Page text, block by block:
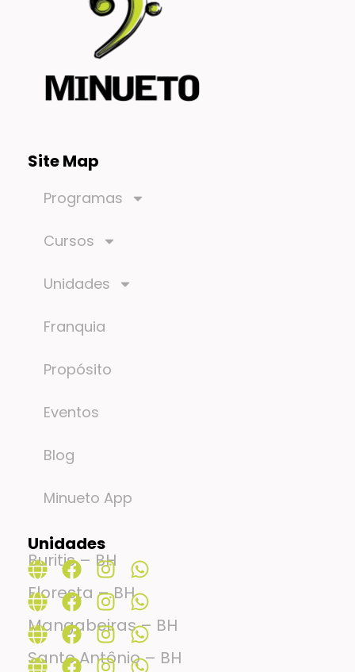
Site Map
Programas
Cursos
Unidades
Franquia
Propósito
Eventos
Blog
Minueto App
Unidades
Buritis – BH
Floresta – BH
Mangabeiras – BH
Santo Antônio – BH